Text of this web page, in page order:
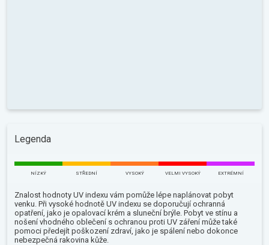
Legenda
NÍZKÝ STŘEDNÍ VYSOKÝ VELMI VYSOKÝ EXTRÉMNÍ
Znalost hodnoty UV indexu vám pomůže lépe naplánovat pobyt
venku. Při vysoké hodnotě UV indexu se doporučují ochranná
opatření, jako je opalovací krém a sluneční brýle. Pobyt ve stínu a
nošení vhodného oblečení s ochranou proti UV záření může také
pomoci předejít poškození zdraví, jako je spálení nebo dokonce
nebezpečná rakovina kůže.